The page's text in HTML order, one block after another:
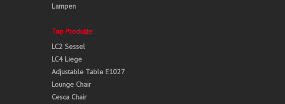
Lampen
Top Produkte
LC2 Sessel
LC4 Liege
Adjustable Table E1027
Lounge Chair
Cesca Chair